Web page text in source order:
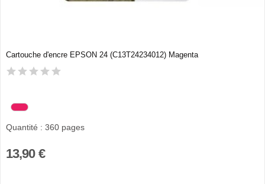
Cartouche d'encre EPSON 24 (C13T24234012) Magenta
Quantité : 360 pages
13,90 €